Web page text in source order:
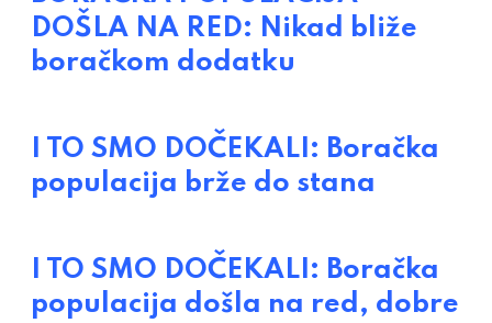
DOŠLA NA RED: Nikad bliže
boračkom dodatku
I TO SMO DOČEKALI: Boračka
populacija brže do stana
I TO SMO DOČEKALI: Boračka
populacija došla na red, dobre